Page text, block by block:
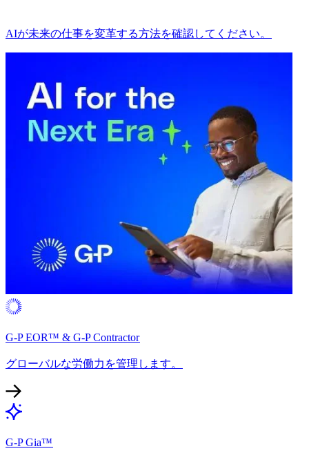
AIが未来の仕事を変革する方法を確認してください。​​
G-P EOR™ & G-P Contractor​​
グローバルな労働力を管理します。​​
G-P Gia™​​